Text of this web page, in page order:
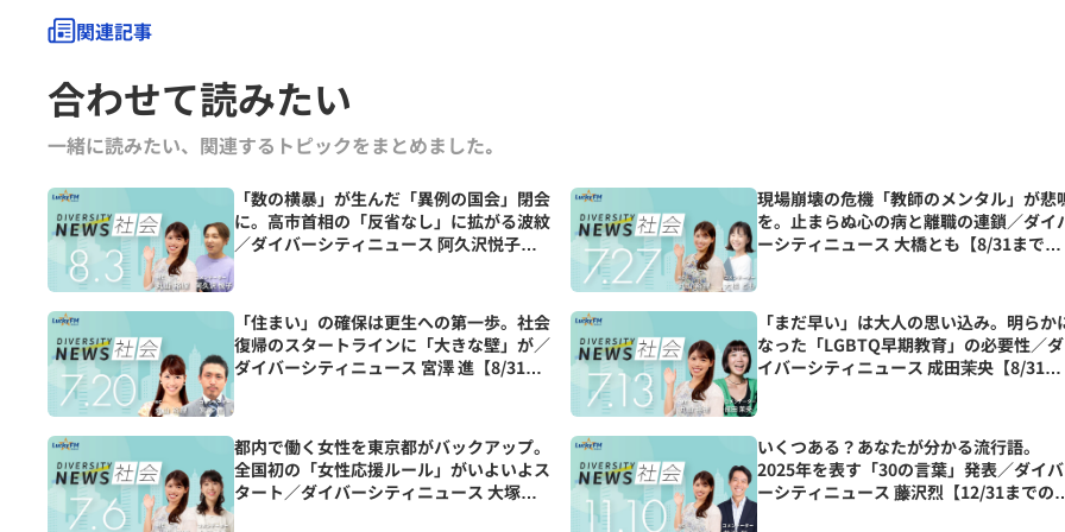
関連記事
合わせて読みたい
一緒に読みたい、関連するトピックをまとめました｡
「数の横暴」が生んだ「異例の国会」閉会
に。高市首相の「反省なし」に拡がる波紋
／ダイバーシティニュース 阿久沢悦子
現場崩壊の危機「教師のメンタル」が悲
を。止まらぬ心の病と離職の連鎖／ダイ
ーシティニュース 大橋とも【8/31までの
「住まい」の確保は更生への第一歩。社会
復帰のスタートラインに「大きな壁」が／
ダイバーシティニュース 宮澤 進【8/31ま
「まだ早い」は大人の思い込み。明らか
なった「LGBTQ早期教育」の必要性／ダ
イバーシティニュース 成田茉央【8/31ま
都内で働く女性を東京都がバックアップ。
全国初の「女性応援ルール」がいよいよス
タート／ダイバーシティニュース 大塚美
いくつある？あなたが分かる流行語。
2025年を表す「30の言葉」発表／ダイバ
ーシティニュース 藤沢烈【12/31までの